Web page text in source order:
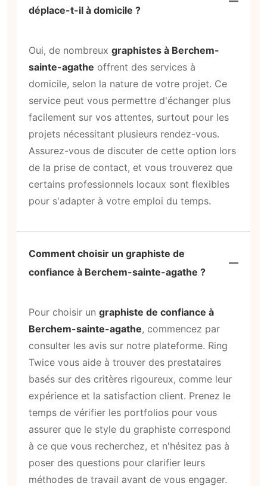
déplace-t-il à domicile ?
Oui, de nombreux graphistes à Berchem-
sainte-agathe offrent des services à
domicile, selon la nature de votre projet. Ce
service peut vous permettre d'échanger plus
facilement sur vos attentes, surtout pour les
projets nécessitant plusieurs rendez-vous.
Assurez-vous de discuter de cette option lors
de la prise de contact, et vous trouverez que
certains professionnels locaux sont flexibles
pour s'adapter à votre emploi du temps.
Comment choisir un graphiste de
confiance à Berchem-sainte-agathe ?
Pour choisir un graphiste de confiance à
Berchem-sainte-agathe, commencez par
consulter les avis sur notre plateforme. Ring
Twice vous aide à trouver des prestataires
basés sur des critères rigoureux, comme leur
expérience et la satisfaction client. Prenez le
temps de vérifier les portfolios pour vous
assurer que le style du graphiste correspond
à ce que vous recherchez, et n'hésitez pas à
poser des questions pour clarifier leurs
méthodes de travail avant de vous engager.